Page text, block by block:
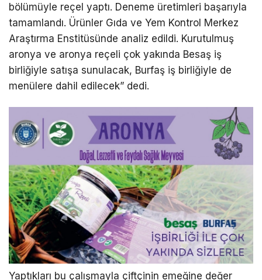
bölümüyle reçel yaptı. Deneme üretimleri başarıyla
tamamlandı. Ürünler Gıda ve Yem Kontrol Merkez
Araştırma Enstitüsünde analiz edildi. Kurutulmuş
aronya ve aronya reçeli çok yakında Besaş iş
birliğiyle satışa sunulacak, Burfaş iş birliğiyle de
menülere dahil edilecek” dedi.
Yaptıkları bu çalışmayla çiftçinin emeğine değer